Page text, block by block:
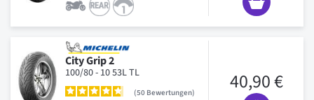
City Grip 2
100/80 - 10 53L TL
50 Bewertungen 40,90 €